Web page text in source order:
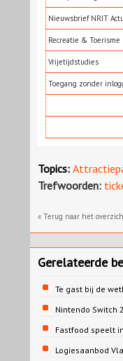
Nieuwsbrief NRIT
Recreatie & Toerisme
Vrijetijdstudies
Toegang zonder
Topics:
Trefwoorden:
« Terug naar het
Gerelateerde
Te gast bij de
Nintendo Switch
Fastfood speelt
Logiesaanbod